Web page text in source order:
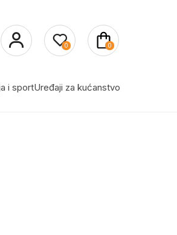
0 0
i sportUređaji za kućanstvo